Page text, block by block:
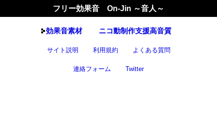
フリー効果音 On-Jin ～音人～
効果音素材 ニコ動制作支援高音質
サイト説明 利用規約 よくある質問
連絡フォーム Twitter